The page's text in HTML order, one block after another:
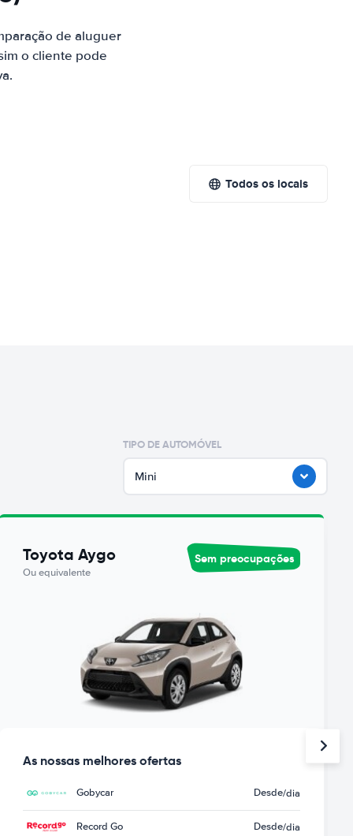
de aluguer
o cliente pode
Todos os locais
TIPO DE AUTOMÓVEL
Mini
Toyota Aygo
Ou equivalente
Sem preocupações
As nossas melhores ofertas
Gobycar Desde/dia
Record Go Desde/dia